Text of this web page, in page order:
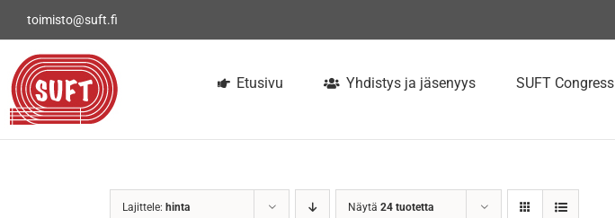
toimisto@suft.fi
Etusivu Yhdistys ja jäsenyys SUFT Congress
Lajittele: hinta Näytä 24 tuotetta